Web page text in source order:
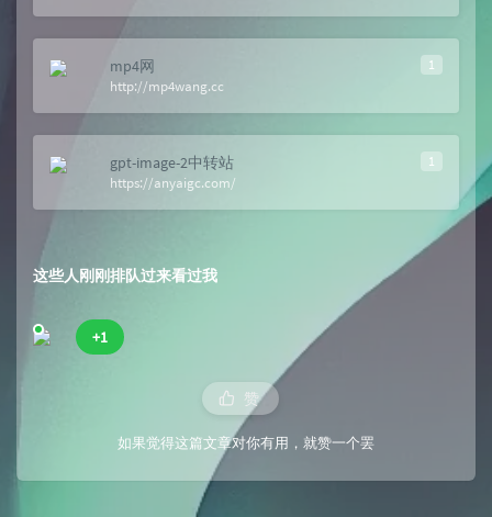
1
mp4网
http://mp4wang.cc
1
gpt-image-2中转站
https://anyaigc.com/
这些人刚刚排队过来看过我
+1
赞
如果觉得这篇文章对你有用，就赞一个罢